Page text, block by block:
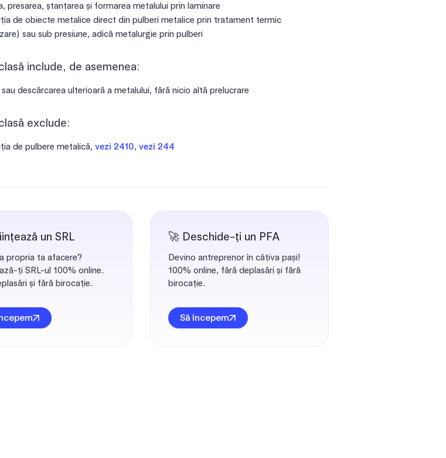
presarea, ștanțarea și formarea metalului prin laminare
de obiecte metalice direct din pulberi metalice prin tratament termic
sau sub presiune, adică metalurgie prin pulberi
include, de asemenea:
descărcarea ulterioară a metalului, fără nicio altă prelucrare
exclude:
de pulbere metalică, vezi 2410, vezi 244
un SRL
propria ta afacere?
ți SRL-ul 100% online.
și fără birocație.
🚀 Deschide-ți un PFA
Devino antreprenor în câțiva pași!
100% online, fără deplasări și fără
birocație.
Să începem